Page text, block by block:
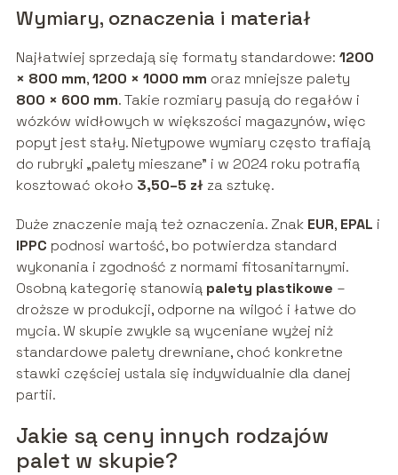
Wymiary, oznaczenia i materiał
Najłatwiej sprzedają się formaty standardowe: 1200
× 800 mm,1200 × 1000 mm oraz mniejsze palety
800 × 600 mm. Takie rozmiary pasują do regałów i
wózków widłowych w większości magazynów, więc
popyt jest stały. Nietypowe wymiary często trafiają
do rubryki „palety mieszane” i w 2024 roku potrafią
kosztować około 3,50–5 złza sztukę.
Duże znaczenie mają też oznaczenia. Znak EUR, EPAL i
IPPC podnosi wartość, bo potwierdza standard
wykonania i zgodność z normami fitosanitarnymi.
Osobną kategorię stanowią palety plastikowe –
droższe w produkcji, odporne na wilgoć i łatwe do
mycia. W skupie zwykle są wyceniane wyżej niż
standardowe palety drewniane, choć konkretne
stawki częściej ustala się indywidualnie dla danej
partii.
Jakie są ceny innych rodzajów
palet w skupie?